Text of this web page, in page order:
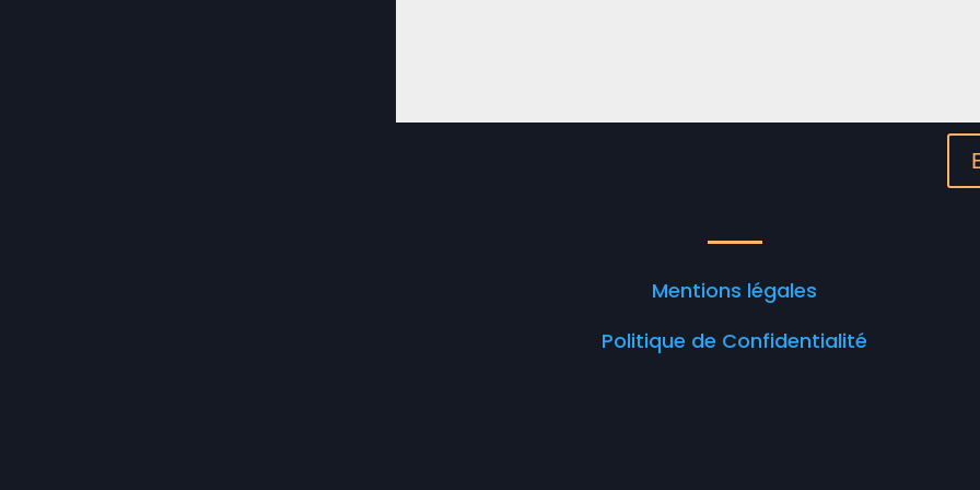
Mentions légales
Politique de Confidentialité